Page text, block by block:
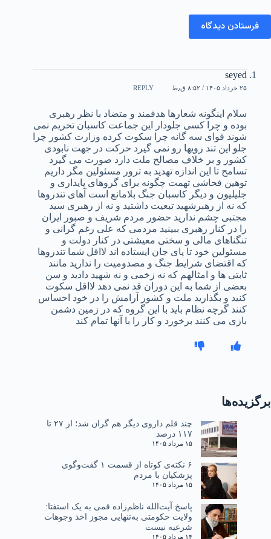
فرستادن دیدگاه
seyed
۲۵ خرداد ۱۴۰۵ / ۸:۵۲ ق٫ظ REPLY
سلام اینگونه شعارها هدفمند و متضاد با نظر رهبری
بوده و چرا کسی جلودار این جماعت کاسبان تحریم نمی
شوند قوای سه گانه چرا سکوت کرده وزارت کشور چرا
جلو این تند رویها رو نمی گیرد حرکت در جهت نابودی
کشور و بر خلاف مصالح ملت دارد صورت می گیرد
تسامح تا این اندازه تهدید به ترور مسئولین مگر داریم
توهین فحاشی تهمت چگونه برای گروهای پایداری و
جلیلیون و دیگر کاسبان جنگ بلامانع است آهای تندروها
که نه از رهبرشهید تبعیت داشتید و نه از رهبری سید
مجتبی چشم ندارید حضور مردم شریف و صبور ایران
را در کنار رهبری ببینید مردمی که علی رغم گرانی و
تنگناهای مالی و سختی معیشتی در کنار دولت و
مسئولین خود تا پای جان ایستاده اند لااقل شما تندروها
که اقتضای شرایط جنگ و مصدومیت را ندارید مانند
ثابتی ها و امثالهم که نه زخمی و نه شهید دادید و سن
بعضی از شما به این دوران قد نمی دهد لااقل سکوت
کنید و بگذارید ملت و کشور آرامش را در خود احساس
کنند گرچه نظام باید با این گروه که در زمین دشمن
بازی می کنند برخورد و کار را با آنها تمام کند
برگزیده‌ها
چند قلم داروی دیگر هم گران شد؛ از ۲۷ تا
۱۱۷ درصد
۱۵ مرداد ۱۴۰۵
۶ نکته‌ی کوتاه از قسمت ۱ گفت‌وگوی
پزشکیان با مردم
۱۵ مرداد ۱۴۰۵
پاسخ آیت‌الله ناظم‌زاده قمی به یک استفتا:
ولایت حکومتی به‌تنهایی مجوز اخذ وجوهات
شرعیه نیست
۱۴ مرداد ۱۴۰۵